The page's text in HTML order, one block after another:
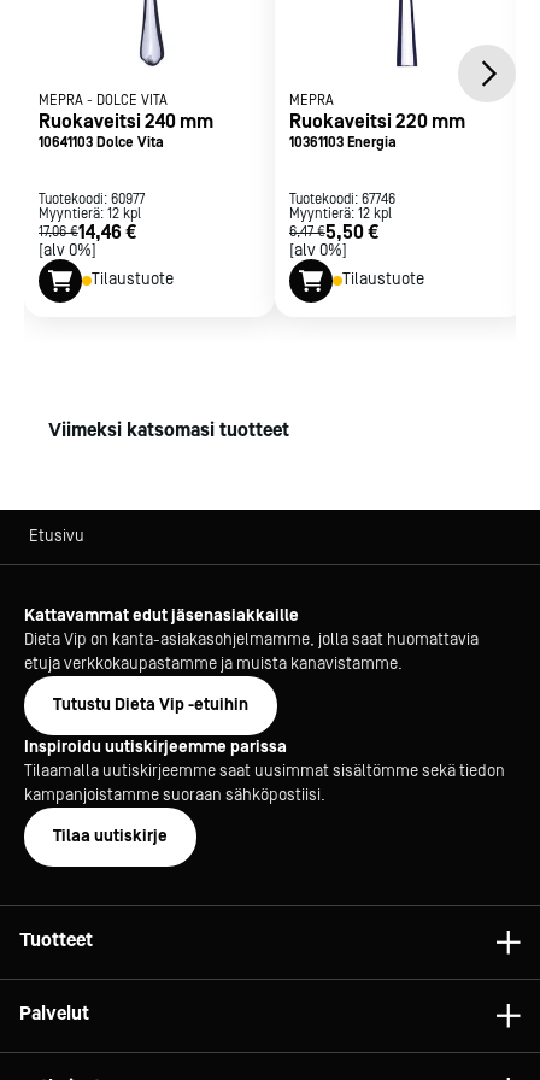
MEPRA - DOLCE VITA
Ruokaveitsi 240 mm
10641103 Dolce Vita
Tuotekoodi: 60977
Myyntierä: 12 kpl
17,06 €14,46 €
[alv 0%]
Tilaustuote
MEPRA
Ruokaveitsi 220 mm
10361103 Energia
Tuotekoodi: 67746
Myyntierä: 12 kpl
6,47 €5,50 €
[alv 0%]
Tilaustuote
Viimeksi katsomasi tuotteet
Etusivu
Kattavammat edut jäsenasiakkaille
Dieta Vip on kanta-asiakasohjelmamme, jolla saat huomattavia
etuja verkkokaupastamme ja muista kanavistamme.
Tutustu Dieta Vip -etuihin
Inspiroidu uutiskirjeemme parissa
Tilaamalla uutiskirjeemme saat uusimmat sisältömme sekä tiedon
kampanjoistamme suoraan sähköpostiisi.
Tilaa uutiskirje
Tuotteet
Palvelut
Konsultointi